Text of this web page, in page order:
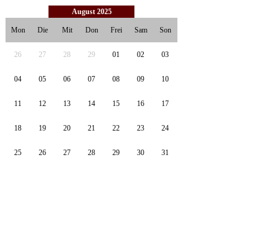
August 2025
Mon Die Mit Don Frei Sam Son
26 27 28 29 01 02 03
04 05 06 07 08 09 10
11 12 13 14 15 16 17
18 19 20 21 22 23 24
25 26 27 28 29 30 31